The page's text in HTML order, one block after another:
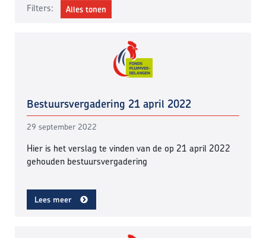
Filters: Alles tonen
Bestuursvergadering 21 april 2022
29 september 2022
Hier is het verslag te vinden van de op 21 april 2022
gehouden bestuursvergadering
Lees meer